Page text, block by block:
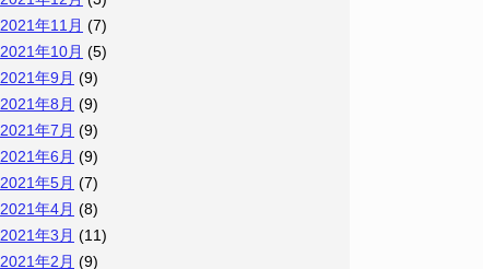
2021年11月 (7)
2021年10月 (5)
2021年9月 (9)
2021年8月 (9)
2021年7月 (9)
2021年6月 (9)
2021年5月 (7)
2021年4月 (8)
2021年3月 (11)
2021年2月 (9)